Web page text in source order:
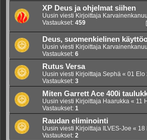
XP Deus ja ohjelmat siihen
Uusin viesti Kirjoittaja
Vastaukset: 459
Deus, suomenkielinen
Uusin viesti Kirjoittaja
Vastaukset: 6
Rutus Versa
Uusin viesti Kirjoittaja Sephä « 01 Elo
Vastaukset: 3
Miten Garrett Ace 400i
Uusin viesti Kirjoittaja Haarukka « 11
Vastaukset: 1
Raudan eliminointi
Uusin viesti Kirjoittaja ILVES-Joe « 18
Vastaukset: 2